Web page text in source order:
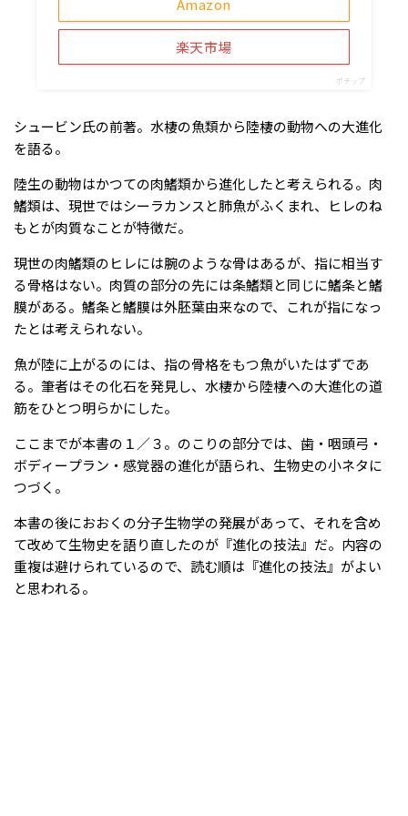
Amazon
楽天市場
ポチップ
シュービン氏の前著。水棲の魚類から陸棲の動物への大進化
を語る。
陸生の動物はかつての肉鰭類から進化したと考えられる。肉
鰭類は、現世ではシーラカンスと肺魚がふくまれ、ヒレのね
もとが肉質なことが特徴だ。
現世の肉鰭類のヒレには腕のような骨はあるが、指に相当す
る骨格はない。肉質の部分の先には条鰭類と同じに鰭条と鰭
膜がある。鰭条と鰭膜は外胚葉由来なので、これが指になっ
たとは考えられない。
魚が陸に上がるのには、指の骨格をもつ魚がいたはずであ
る。筆者はその化石を発見し、水棲から陸棲への大進化の道
筋をひとつ明らかにした。
ここまでが本書の１／３。のこりの部分では、歯・咽頭弓・
ボディープラン・感覚器の進化が語られ、生物史の小ネタに
つづく。
本書の後におおくの分子生物学の発展があって、それを含め
て改めて生物史を語り直したのが『進化の技法』だ。内容の
重複は避けられているので、読む順は『進化の技法』がよい
と思われる。